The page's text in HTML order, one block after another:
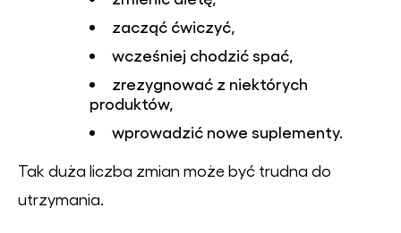
zacząć ćwiczyć,
wcześniej chodzić spać,
zrezygnować z niektórych
produktów,
wprowadzić nowe suplementy.
Tak duża liczba zmian może być trudna do
utrzymania.